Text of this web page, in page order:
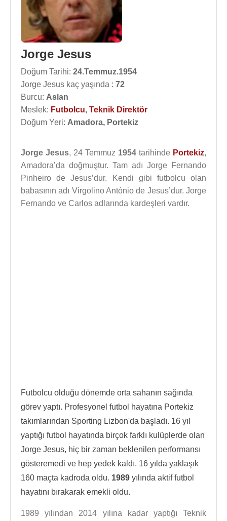
Jorge Jesus
Doğum Tarihi: 24.Temmuz.1954
Jorge Jesus kaç yaşında : 72
Burcu: Aslan
Meslek: Futbolcu, Teknik Direktör
Doğum Yeri: Amadora, Portekiz
Jorge Jesus, 24 Temmuz 1954 tarihinde Portekiz,
Amadora’da doğmuştur. Tam adı Jorge Fernando
Pinheiro de Jesus’dur. Kendi gibi futbolcu olan
babasının adı Virgolino António de Jesus’dur. Jorge
Fernando ve Carlos adlarında kardeşleri vardır.
Futbolcu olduğu dönemde orta sahanın sağında
görev yaptı. Profesyonel futbol hayatına Portekiz
takımlarından Sporting Lizbon'da başladı. 16 yıl
yaptığı futbol hayatında birçok farklı kulüplerde olan
Jorge Jesus, hiç bir zaman beklenilen performansı
gösteremedi ve hep yedek kaldı. 16 yılda yaklaşık
160 maçta kadroda oldu. 1989 yılında aktif futbol
hayatını bırakarak emekli oldu.
1989 yılından 2014 yılına kadar yaptığı Teknik